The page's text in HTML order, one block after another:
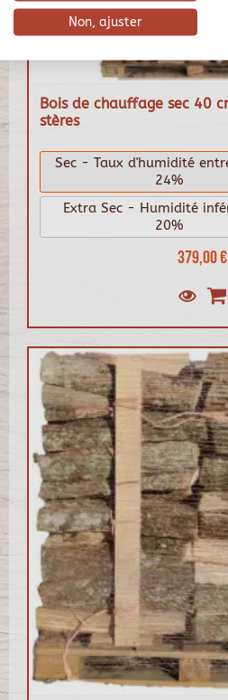
Bois de chauffage sec 40
stères
379,00 €
Sec - Taux d'humidité
24%
Extra Sec - Humidité
20%
Non, ajuster